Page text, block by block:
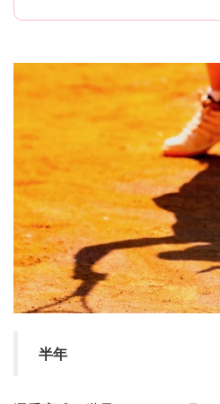
半年